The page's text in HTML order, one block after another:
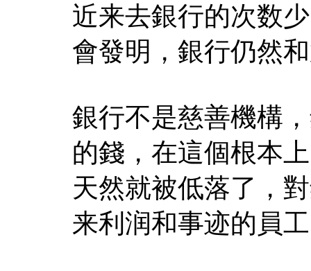
近来去銀行的次数
會發明，銀行仍然
銀行不是慈善機構
的錢，在這個根本
天然就被低落了，
来利润和事迹的員